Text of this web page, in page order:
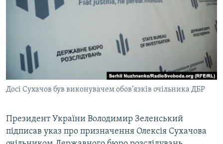
СВІТ
ПРИАЗОВ’Я
КИТАЙ.ВИКЛИКИ
ФОТО
СПЕЦПРОЄКТИ
ПОДКАСТИ
КРИМ РЕАЛІЇ
РУС
Досі Сухачов був виконувачем обов’язків очільника ДБР
Президент України Володимир Зеленський
підписав указ про призначення Олексія Сухачова